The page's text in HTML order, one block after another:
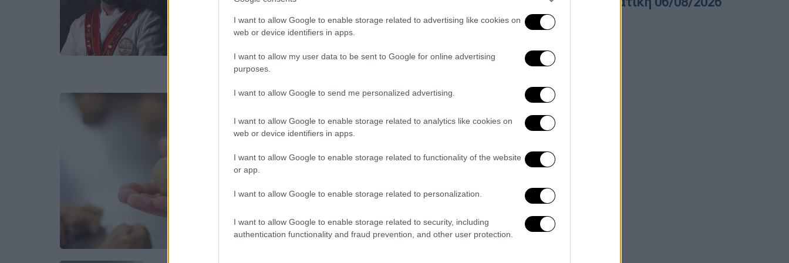
I want to allow Google to enable storage related to advertising like cookies on
web or device identifiers in apps.
I want to allow my user data to be sent to Google for online advertising
purposes.
I want to allow Google to send me personalized advertising.
I want to allow Google to enable storage related to analytics like cookies on
web or device identifiers in apps.
I want to allow Google to enable storage related to functionality of the website
or app.
I want to allow Google to enable storage related to personalization.
I want to allow Google to enable storage related to security, including
authentication functionality and fraud prevention, and other user protection.
δήλωσαν συμμετοχή, σε διεθνή
διαγωνισμό τον περασμένο Ιούλιο,
και επελέγησαν για τον τελικό 10
και ο Γέροντας Επιφάνιος, ο οποίος
Ελλάδα 10.01.2020 09:55
Θεσσαλονίκη: Μάγειρες 4 ετών
ποντιακής κουζίνας
παιδικής ποντιακής κουζίνας που
Θεσσαλονίκης